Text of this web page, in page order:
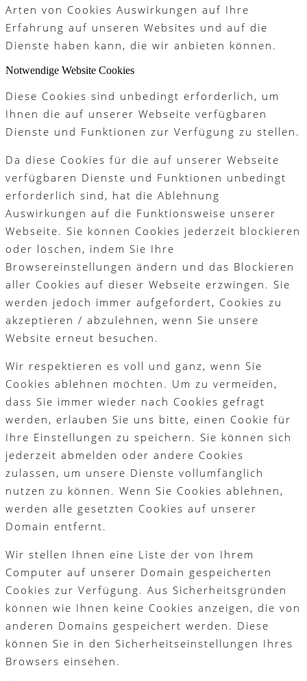
Arten von Cookies Auswirkungen auf Ihre
Erfahrung auf unseren Websites und auf die
Dienste haben kann, die wir anbieten können.
Notwendige Website Cookies
Diese Cookies sind unbedingt erforderlich, um
Ihnen die auf unserer Webseite verfügbaren
Dienste und Funktionen zur Verfügung zu stellen.
Da diese Cookies für die auf unserer Webseite
verfügbaren Dienste und Funktionen unbedingt
erforderlich sind, hat die Ablehnung
Auswirkungen auf die Funktionsweise unserer
Webseite. Sie können Cookies jederzeit blockieren
oder löschen, indem Sie Ihre
Browsereinstellungen ändern und das Blockieren
aller Cookies auf dieser Webseite erzwingen. Sie
werden jedoch immer aufgefordert, Cookies zu
akzeptieren / abzulehnen, wenn Sie unsere
Website erneut besuchen.
Wir respektieren es voll und ganz, wenn Sie
Cookies ablehnen möchten. Um zu vermeiden,
dass Sie immer wieder nach Cookies gefragt
werden, erlauben Sie uns bitte, einen Cookie für
Ihre Einstellungen zu speichern. Sie können sich
jederzeit abmelden oder andere Cookies
zulassen, um unsere Dienste vollumfänglich
nutzen zu können. Wenn Sie Cookies ablehnen,
werden alle gesetzten Cookies auf unserer
Domain entfernt.
Wir stellen Ihnen eine Liste der von Ihrem
Computer auf unserer Domain gespeicherten
Cookies zur Verfügung. Aus Sicherheitsgründen
können wie Ihnen keine Cookies anzeigen, die von
anderen Domains gespeichert werden. Diese
können Sie in den Sicherheitseinstellungen Ihres
Browsers einsehen.